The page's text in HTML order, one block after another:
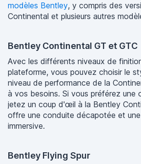
modèles Bentley, y compris des
Continental et plusieurs autres
Bentley Continental GT et GTC
Avec les différents niveaux de
plateforme, vous pouvez choisir le
niveau de performance de la
à vos besoins. Si vous préférez une
jetez un coup d'œil à la Bentley
offre une conduite décapotée et
immersive.
Bentley Flying Spur